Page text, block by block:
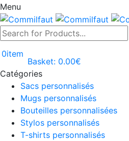
Menu
0item
Basket: 0.00€
Catégories
Sacs personnalisés
Mugs personnalisés
Bouteilles personnalisées
Stylos personnalisés
T-shirts personnalisés